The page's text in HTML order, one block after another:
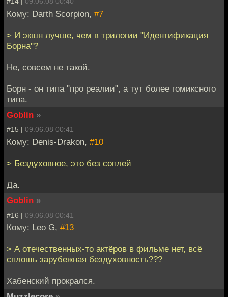
Кому: Darth Scorpion, #7
> И экшн лучше, чем в трилогии "Идентификация
Борна"?
Не, совсем не такой.
Борн - он типа "про реалии", а тут более гомиксного
типа.
Goblin »
#15 | 09.06.08 00:41
Кому: Denis-Drakon, #10
> Бездуховное, это без соплей
Да.
Goblin »
#16 | 09.06.08 00:41
Кому: Leo G, #13
> А отечественных-то актёров в фильме нет, всё
сплошь зарубежная бездуховность???
Хабенский прокрался.